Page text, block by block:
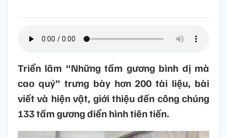
Triển lãm “Những tấm gương bình dị mà
cao quý” trưng bày hơn 200 tài liệu, bài
viết và hiện vật, giới thiệu đến công chúng
133 tấm gương điển hình tiên tiến.